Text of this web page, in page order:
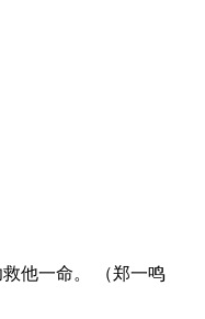
他一命。 （郑一鸣